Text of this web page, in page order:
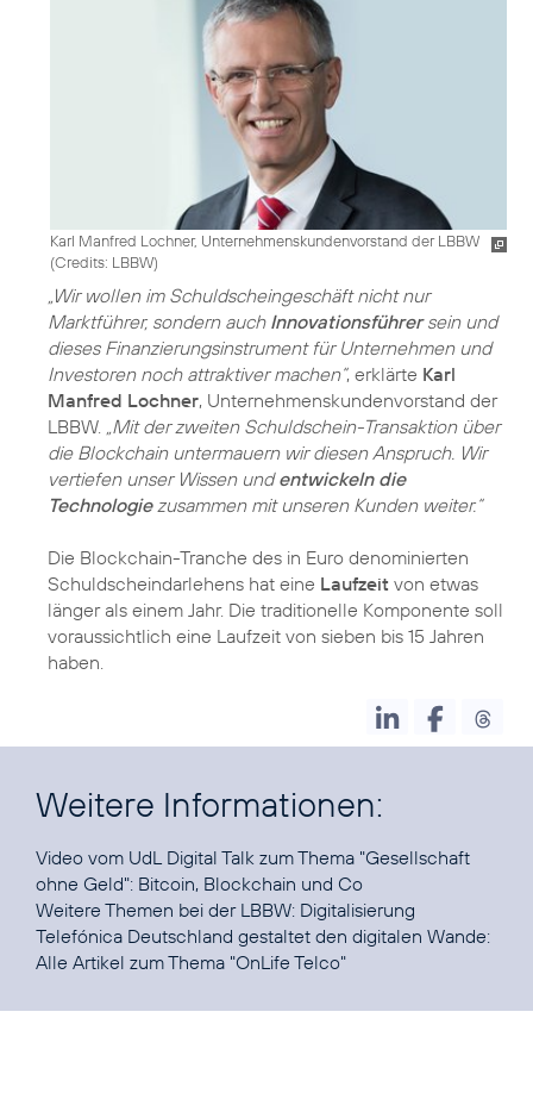
Karl Manfred Lochner, Unternehmenskundenvorstand der LBBW
(Credits: LBBW)
„Wir wollen im Schuldscheingeschäft nicht nur
Marktführer, sondern auch Innovationsführersein und
dieses Finanzierungsinstrument für Unternehmen und
Investoren noch attraktiver machen“, erklärte Karl
Manfred Lochner, Unternehmenskundenvorstand der
LBBW. „Mit der zweiten Schuldschein-Transaktion über
die Blockchain untermauern wir diesen Anspruch. Wir
vertiefen unser Wissen undentwickeln die
Technologiezusammen mit unseren Kunden weiter.“
Die Blockchain-Tranche des in Euro denominierten
Schuldscheindarlehens hat eine Laufzeit von etwas
länger als einem Jahr. Die traditionelle Komponente soll
voraussichtlich eine Laufzeit von sieben bis 15 Jahren
haben.
Weitere Informationen:
Video vom UdL Digital Talk zum Thema "Gesellschaft
ohne Geld": Bitcoin, Blockchain und Co
Weitere Themen bei der LBBW: Digitalisierung
Telefónica Deutschland gestaltet den digitalen Wande:
Alle Artikel zum Thema "OnLife Telco"